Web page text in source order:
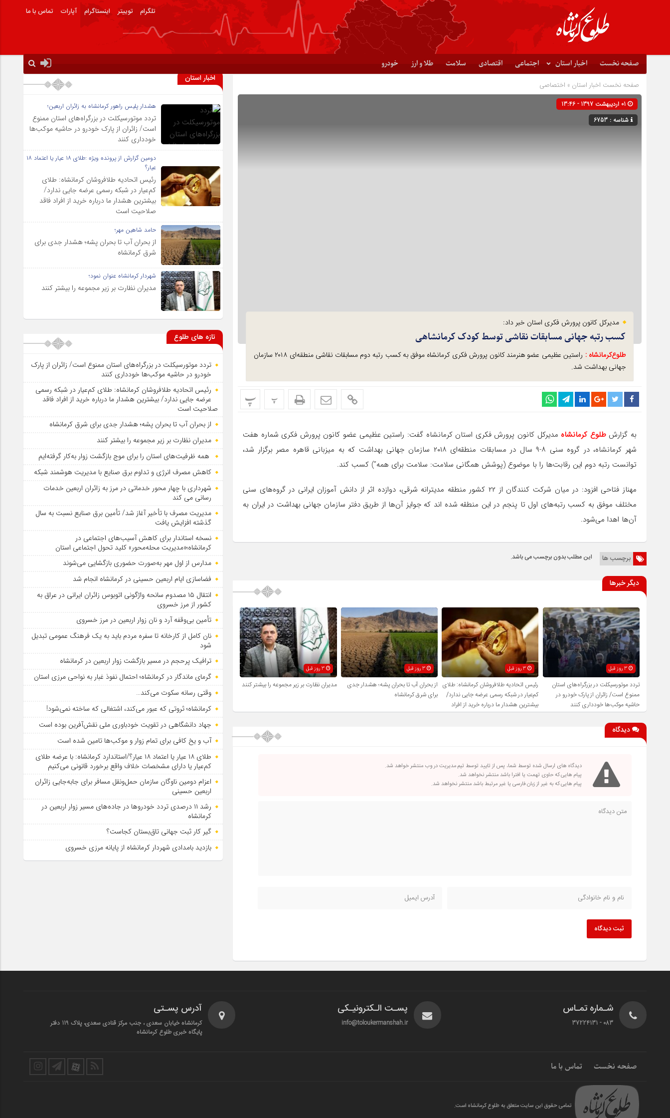
تلگرام توییتر اینستاگرام آپارات تماس با ما
صفحه نخست اخبار استان اجتماعی اقتصادی سلامت طلا و ارز خودرو
صفحه نخست اخبار استان » اختصاصی
شناسه : 6753
مدیرکل کانون پرورش فکری استان خبر داد:
کسب رتبه جهانی مسابقات نقاشی توسط کودک کرمانشاهی
طلوع‌‌کرمانشاه :
راستین عظیمی عضو هنرمند کانون پرورش فکری کرمانشاه موفق به کسب رتبه دوم مسابقات نقاشی منطقه‌ای ۲۰۱۸ سازمان
جهانی بهداشت شد.
پ پ
به گزارشطلوع کرمانشاه مدیرکل کانون پرورش فکری استان کرمانشاه گفت: راستین عظیمی عضو کانون پرورش فکری شماره هفت
شهر کرمانشاه، در گروه سنی ۸-۹ سال در مسابقات منطقه‌ای ۲۰۱۸ سازمان جهانی بهداشت که به میزبانی قاهره مصر برگزار شد،
توانست رتبه دوم این رقابت‌ها را با موضوع (پوشش همگانی سلامت: سلامت برای همه”) کسب کند.
مهناز فتاحی افزود: در میان شرکت کنندگان از ۲۲ کشور منطقه مدیترانه شرقی، دوازده اثر از دانش آموزان ایرانی در گروه‌های سنی
مختلف موفق به کسب رتبه‌های اول تا پنجم در این منطقه شده اند که جوایز آن‌ها از طریق دفتر سازمان جهانی بهداشت در ایران به
آن‌ها اهدا می‌شود.
برچسب ها این مطلب بدون برچسب می باشد.
دیگر خبرها
3 روز قبل
تردد موتورسیکلت در بزرگراه‌های استان
ممنوع است/ زائران از پارک خودرو در
حاشیه موکب‌ها خودداری کنند
3 روز قبل
رئیس اتحادیه طلافروشان کرمانشاه: طلای
کم‌عیار در شبکه رسمی عرضه جایی ندارد/
بیشترین هشدار ما درباره خرید از افراد
فاقد صلاحیت است
3 روز قبل
از بحران آب تا بحران پشه؛ هشدار جدی
برای شرق کرمانشاه
3 روز قبل
مدیران نظارت بر زیر مجموعه را بیشتر کنند
دیدگاه
دیدگاه های ارسال شده توسط شما، پس از تایید توسط تیم مدیریت در وب منتشر خواهد شد.
پیام هایی که حاوی تهمت یا افترا باشد منتشر نخواهد شد.
پیام هایی که به غیر از زبان فارسی یا غیر مرتبط باشد منتشر نخواهد شد.
ثبت دیدگاه
اخبار استان
هشدار پلیس راهور کرمانشاه به زائران اربعین؛
تردد موتورسیکلت در بزرگراه‌های استان ممنوع
است/ زائران از پارک خودرو در حاشیه موکب‌ها
خودداری کنند
دومین گزارش از پرونده ویژه :طلای ۱۸ عیار یا اعتماد ۱۸
عیار؟
رئیس اتحادیه طلافروشان کرمانشاه: طلای
کم‌عیار در شبکه رسمی عرضه جایی ندارد/
بیشترین هشدار ما درباره خرید از افراد فاقد
صلاحیت است
حامد شاهین مهر؛
از بحران آب تا بحران پشه؛ هشدار جدی برای
شرق کرمانشاه
شهردار کرمانشاه عنوان نمود؛
مدیران نظارت بر زیر مجموعه را بیشتر کنند
تازه های طلوع
تردد موتورسیکلت در بزرگراه‌های استان ممنوع است/ زائران از پارک
خودرو در حاشیه موکب‌ها خودداری کنند
رئیس اتحادیه طلافروشان کرمانشاه: طلای کم‌عیار در شبکه رسمی
عرضه جایی ندارد/ بیشترین هشدار ما درباره خرید از افراد فاقد
صلاحیت است
از بحران آب تا بحران پشه؛ هشدار جدی برای شرق کرمانشاه
مدیران نظارت بر زیر مجموعه را بیشتر کنند
همه ظرفیت‌های استان را برای موج بازگشت زوار به‌کار گرفته‌ایم
کاهش مصرف انرژی و تداوم برق صنایع با مدیریت هوشمند شبکه
شهرداری با چهار محور خدماتی در مرز به زائران اربعین خدمات
رسانی می کند
مدیریت مصرف با تأخیر آغاز شد/ تأمین برق صنایع نسبت به سال
گذشته افزایش یافت
نسخه استاندار برای کاهش آسیب‌های اجتماعی در
کرمانشاه؛«مدیریت محله‌محور» کلید تحول اجتماعی استان
مدارس از اول مهر به‌صورت حضوری بازگشایی می‌شوند
فضاسازی ایام اربعین حسینی در کرمانشاه انجام شد
انتقال ۱۵ مصدوم سانحه واژگونی اتوبوس زائران ایرانی در عراق به
کشور از مرز خسروی
تأمین بی‌وقفه آرد و نان زوار اربعین در مرز خسروی
نان کامل از کارخانه تا سفره مردم باید به یک فرهنگ عمومی تبدیل
شود
ترافیک پرحجم در مسیر بازگشت زوار اربعین در کرمانشاه
گرمای ماندگار در کرمانشاه؛ احتمال نفوذ غبار به نواحی مرزی استان
وقتی رسانه سکوت می‌کند…
کرمانشاه؛ ثروتی که عبور می‌کند، اشتغالی که ساخته نمی‌شود!
جهاد دانشگاهی در تقویت خودباوری ملی نقش‌آفرین بوده است
آب و یخ کافی برای تمام زوار و موکب‌ها تامین شده است
طلای ۱۸ عیار یا اعتماد ۱۸ عیار؟/استاندارد کرمانشاه: با عرضه طلای
کم‌عیار یا دارای مشخصات خلاف واقع برخورد قانونی می‌کنیم
اعزام دومین ناوگان سازمان حمل‌ونقل مسافر برای جابه‌جایی زائران
اربعین حسینی
رشد ۱۱ درصدی تردد خودروها در جاده‌های مسیر زوار اربعین در
کرمانشاه
گیر کار ثبت جهانی تاق‌بستان کجاست؟
بازدید بامدادی شهردار کرمانشاه از پایانه مرزی خسروی
شـماره تمـاس
083 - 37224131
پسـت الـکترونیـکی
info@toloukermanshah.ir
آدرس پسـتی
کرمانشاه خیابان سعدی ، جنب مرکز قنادی سعدی، پلاک 119 دفتر
پایگاه خبری طلوع کرمانشاه
صفحه نخست تماس با ما
تمامی حقوق این سایت متعلق به طلوع کرمانشاه است.